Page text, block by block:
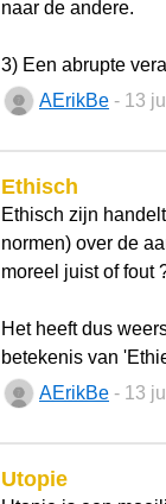
naar de andere.
3) Een abrupte
AErikBe - 13
Ethisch
Ethisch zijn
normen) over de
moreel juist of fout
Het heeft dus
betekenis van
AErikBe - 13
Utopie